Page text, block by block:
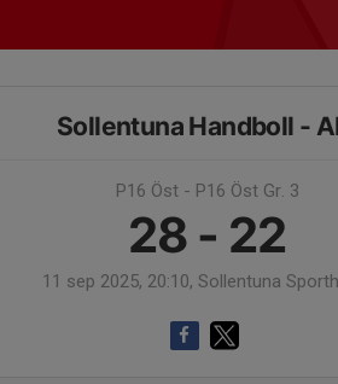
Sollentuna Handboll -
P16 Öst - P16 Öst Gr. 3
28 - 22
11 sep 2025, 20:10, Sollentuna